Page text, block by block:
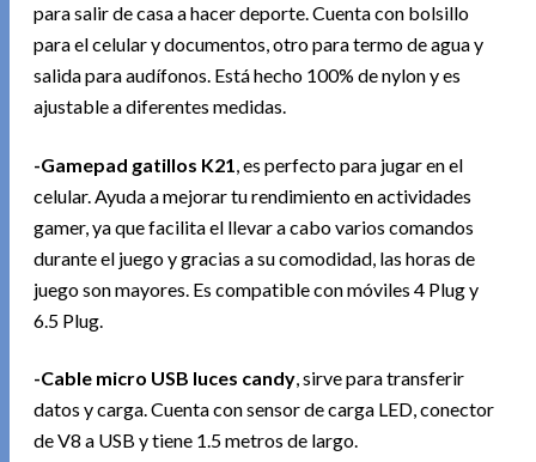
para salir de casa a hacer deporte. Cuenta con bolsillo
para el celular y documentos, otro para termo de agua y
salida para audífonos. Está hecho 100% de nylon y es
ajustable a diferentes medidas.
-Gamepad gatillos K21 , es perfecto para jugar en el
celular. Ayuda a mejorar tu rendimiento en actividades
gamer, ya que facilita el llevar a cabo varios comandos
durante el juego y gracias a su comodidad, las horas de
juego son mayores. Es compatible con móviles 4 Plug y
6.5 Plug.
-Cable micro USB luces candy, sirve para transferir
datos y carga. Cuenta con sensor de carga LED, conector
de V8 a USB y tiene 1.5 metros de largo.